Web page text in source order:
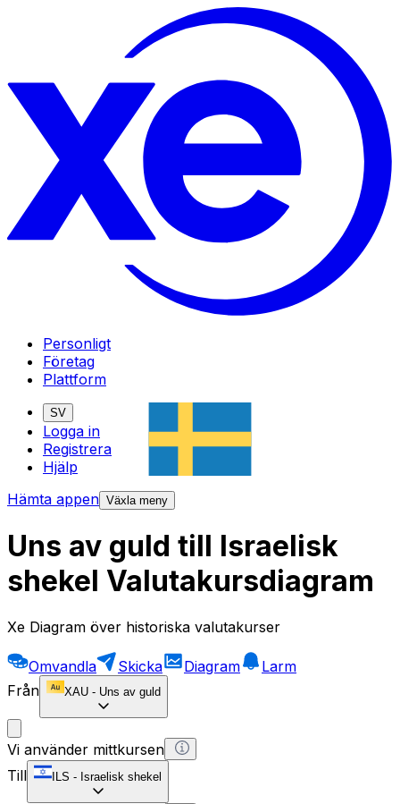
Personligt
Företag
Plattform
SV
Logga in
Registrera
Hjälp
Hämta appen Växla meny
Uns av guld till Israelisk
shekel Valutakursdiagram
Xe Diagram över historiska valutakurser
Omvandla Skicka Diagram
Larm
Från
XAU - Uns av guld
Vi använder mittkursen
Till
ILS - Israelisk shekel